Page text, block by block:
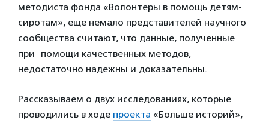
методиста фонда «Волонтеры в помощь детям-
сиротам», еще немало представителей научного
сообщества считают, что данные, полученные
при помощи качественных методов,
недостаточно надежны и доказательны.
Рассказываем о двух исследованиях, которые
проводились в ходе проекта «Больше историй»,